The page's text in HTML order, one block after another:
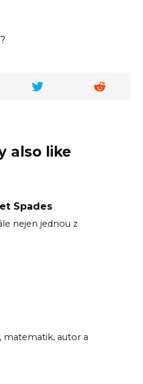
also like
Spades
nejen jednou z
matematik, autor a